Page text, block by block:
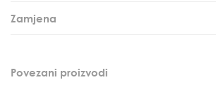
Zamjena
Povezani proizvodi